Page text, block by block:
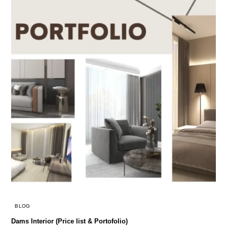
BLOG
Dams Interior (Price list & Portofolio)